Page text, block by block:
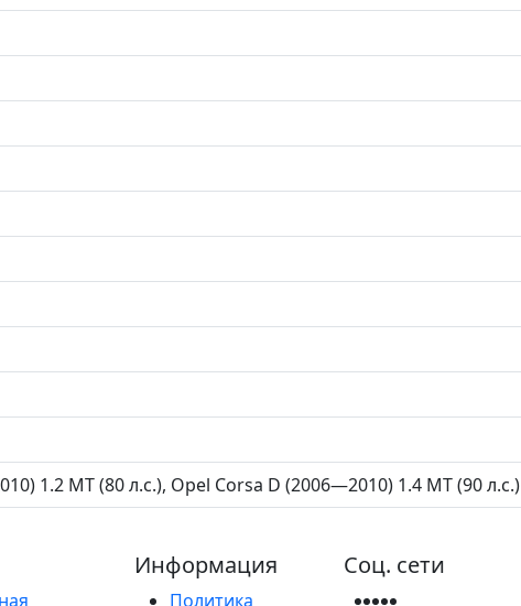
1.2 MT (80 л.с.), Opel Corsa D (2006—2010) 1.4 MT (90 л.с.)
Информация
Политика
Соц. сети